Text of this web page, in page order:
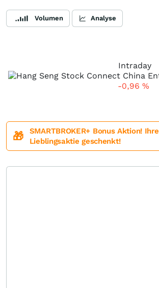
Volumen Analyse
Intraday
-0,96 %
🎁
SMARTBROKER+ Bonus Aktion! Ihre
Lieblingsaktie geschenkt!